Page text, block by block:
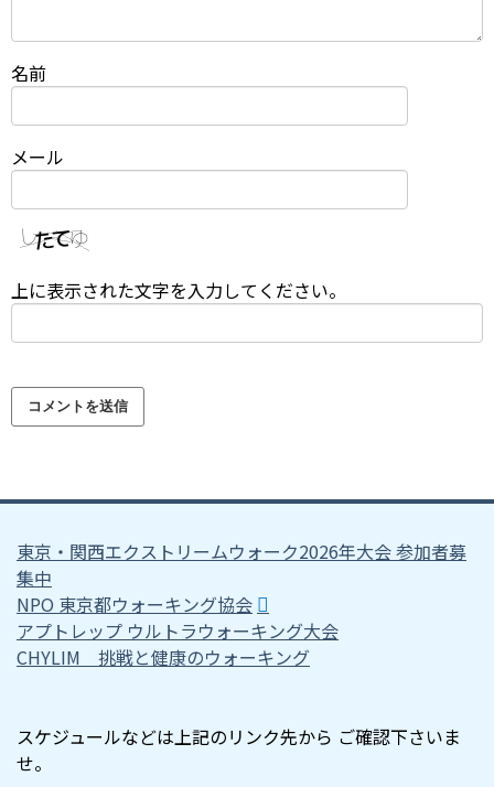
名前
メール
上に表示された文字を入力してください。
東京・関西エクストリームウォーク2026年大会 参加者募
集中
NPO 東京都ウォーキング協会
アプトレップ ウルトラウォーキング大会
CHYLIM 挑戦と健康のウォーキング
スケジュールなどは上記のリンク先から ご確認下さいま
せ。